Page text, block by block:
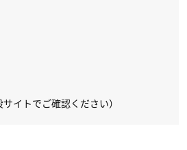
イトでご確認ください）